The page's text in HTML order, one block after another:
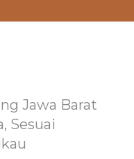
Jawa Barat
Sesuai